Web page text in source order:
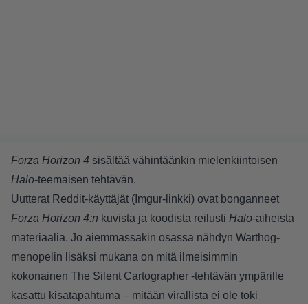
Forza Horizon 4 sisältää vähintäänkin mielenkiintoisen
Halo-teemaisen tehtävän.
Uutterat Reddit-käyttäjät ( Imgur-linkki) ovat bonganneet
Forza Horizon 4:n kuvista ja koodista reilusti Halo-aiheista
materiaalia. Jo aiemmassakin osassa nähdyn Warthog-
menopelin lisäksi mukana on mitä ilmeisimmin
kokonainen The Silent Cartographer -tehtävän ympärille
kasattu kisatapahtuma – mitään virallista ei ole toki